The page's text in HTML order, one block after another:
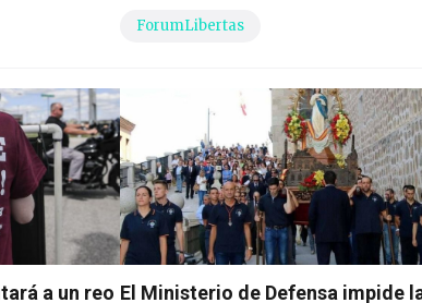
ForumLibertas
a un reo El Ministerio de Defensa impide